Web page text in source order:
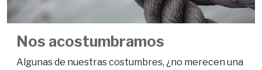
Nos acostumbramos
Algunas de nuestras costumbres, ¿no merecen una